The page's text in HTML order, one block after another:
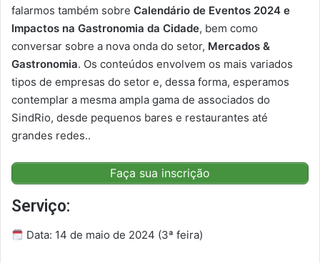
falarmos também sobre Calendário de Eventos 2024 e
Impactos na Gastronomia da Cidade, bem como
conversar sobre a nova onda do setor, Mercados &
Gastronomia. Os conteúdos envolvem os mais variados
tipos de empresas do setor e, dessa forma, esperamos
contemplar a mesma ampla gama de associados do
SindRio, desde pequenos bares e restaurantes até
grandes redes..
Faça sua inscrição
Serviço:
Data: 14 de maio de 2024 (3ª feira)